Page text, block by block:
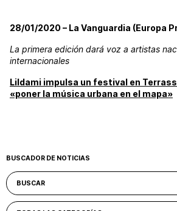
28/01/2020 – La Vanguardia (Europa
La primera edición dará voz a artistas
internacionales
Lildami impulsa un festival en
«poner la música urbana en el mapa»
BUSCADOR DE NOTICIAS